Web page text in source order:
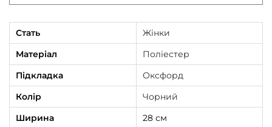
Стать
Жінки
Матеріал
Поліестер
Підкладка
Оксфорд
Колір
Чорний
Ширина
28 см